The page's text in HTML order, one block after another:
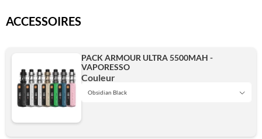
ACCESSOIRES
PACK ARMOUR ULTRA 5500MAH -
VAPORESSO
Couleur
Obsidian Black